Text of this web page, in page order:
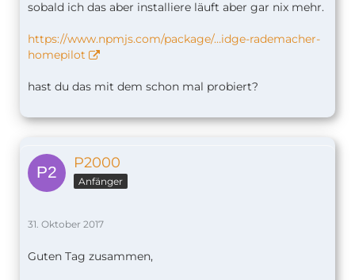
sobald ich das aber installiere läuft aber gar nix mehr.
https://www.npmjs.com/package/…idge-rademacher-
homepilot
hast du das mit dem schon mal probiert?
P2000
Anfänger
31. Oktober 2017
Guten Tag zusammen,